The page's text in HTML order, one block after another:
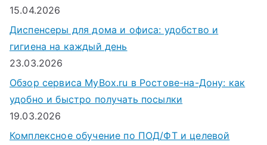
15.04.2026
Диспенсеры для дома и офиса: удобство и
гигиена на каждый день
23.03.2026
Обзор сервиса MyBox.ru в Ростове-на-Дону: как
удобно и быстро получать посылки
19.03.2026
Комплексное обучение по ПОД/ФТ и целевой